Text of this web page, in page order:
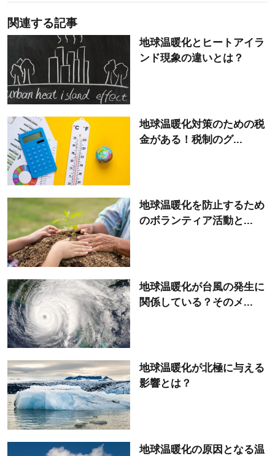
関連する記事
地球温暖化とヒートアイラ
ンド現象の違いとは？
地球温暖化対策のための税
金がある！税制のグ...
地球温暖化を防止するため
のボランティア活動と...
地球温暖化が台風の発生に
関係している？そのメ...
地球温暖化が北極に与える
影響とは？
地球温暖化の原因となる温